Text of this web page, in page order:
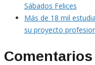
Sábados Felices
Más de 18 mil
su proyecto